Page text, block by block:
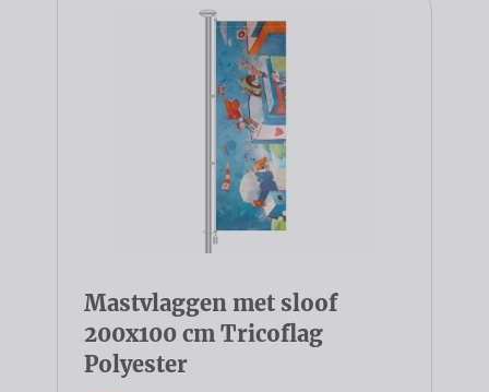
Mastvlaggen met sloof
200x100 cm Tricoflag
Polyester